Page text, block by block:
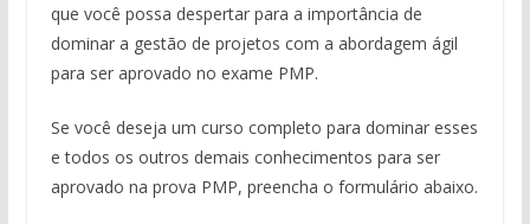
que você possa despertar para a importância de
dominar a gestão de projetos com a abordagem ágil
para ser aprovado no exame PMP.
Se você deseja um curso completo para dominar esses
e todos os outros demais conhecimentos para ser
aprovado na prova PMP, preencha o formulário abaixo.